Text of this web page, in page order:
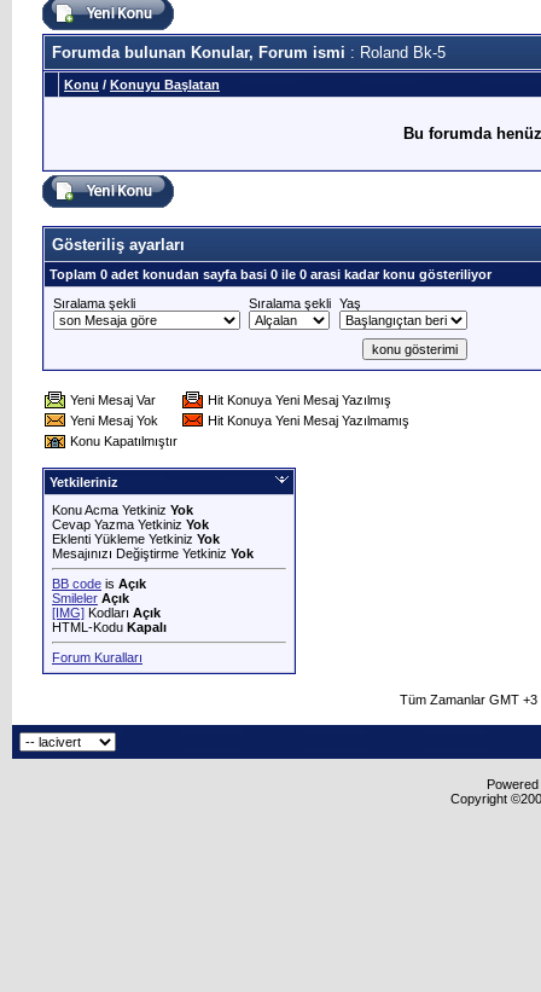
Forumda bulunan Konular, Forum ismi : Roland Bk-5
Konu / Konuyu Başlatan
Bu forumda
Gösteriliş ayarları
Toplam 0 adet konudan sayfa basi 0 ile 0 arasi kadar konu gösteriliyor
Sıralama şekli
Sıralama şekli Yaş
Yeni Mesaj Var
Hit Konuya Yeni Mesaj Yazılmış
Yeni Mesaj Yok
Hit Konuya Yeni Mesaj Yazılmamış
Konu Kapatılmıştır
Yetkileriniz
Konu Acma Yetkiniz Yok
Cevap Yazma Yetkiniz Yok
Eklenti Yükleme Yetkiniz Yok
Mesajınızı Değiştirme Yetkiniz Yok
BB code is Açık
Smileler Açık
[IMG] Kodları Açık
HTML-Kodu Kapalı
Forum Kuralları
Tüm Zamanlar GMT
Copyright